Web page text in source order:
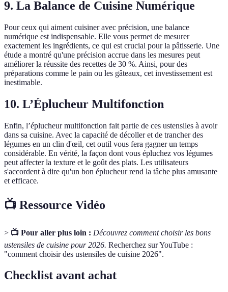
9. La Balance de Cuisine Numérique
Pour ceux qui aiment cuisiner avec précision, une balance
numérique est indispensable. Elle vous permet de mesurer
exactement les ingrédients, ce qui est crucial pour la pâtisserie. Une
étude a montré qu'une précision accrue dans les mesures peut
améliorer la réussite des recettes de 30 %. Ainsi, pour des
préparations comme le pain ou les gâteaux, cet investissement est
inestimable.
10. L’Éplucheur Multifonction
Enfin, l’éplucheur multifonction fait partie de ces ustensiles à avoir
dans sa cuisine. Avec la capacité de décoller et de trancher des
légumes en un clin d'œil, cet outil vous fera gagner un temps
considérable. En vérité, la façon dont vous épluchez vos légumes
peut affecter la texture et le goût des plats. Les utilisateurs
s'accordent à dire qu'un bon éplucheur rend la tâche plus amusante
et efficace.
📺 Ressource Vidéo
> 📺 Pour aller plus loin : Découvrez comment choisir les bons
ustensiles de cuisine pour 2026. Recherchez sur YouTube :
"comment choisir des ustensiles de cuisine 2026".
Checklist avant achat